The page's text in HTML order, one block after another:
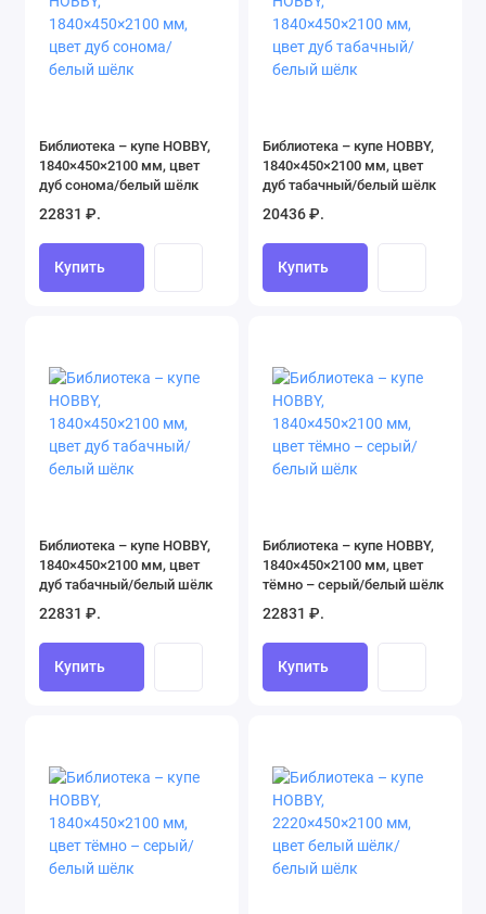
Библиотека – купе HOBBY,
1840×450×2100 мм, цвет
дуб сонома/белый шёлк
22831 ₽.
Купить
Библиотека – купе HOBBY,
1840×450×2100 мм, цвет
дуб табачный/белый шёлк
20436 ₽.
Купить
Библиотека – купе HOBBY,
1840×450×2100 мм, цвет
дуб табачный/белый шёлк
22831 ₽.
Купить
Библиотека – купе HOBBY,
1840×450×2100 мм, цвет
тёмно – серый/белый шёлк
22831 ₽.
Купить